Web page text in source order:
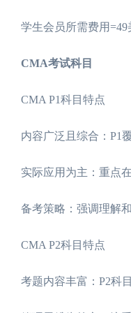
学生会员所需费用=49
CMA考试科目
CMA P1科目特点
内容广泛且综合：P1
实际应用为主：重点
备考策略：强调理解
CMA P2科目特点
考题内容丰富：P2科